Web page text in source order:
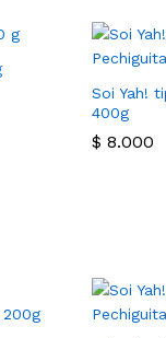
Soi Yah!
400g
$ 8.000
$ 8.000